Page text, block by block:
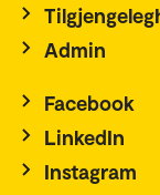
Admin
Facebook
LinkedIn
Instagram